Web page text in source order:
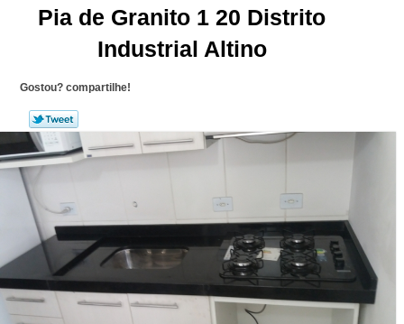
Pia de Granito 1 20 Distrito
Industrial Altino
Gostou? compartilhe!